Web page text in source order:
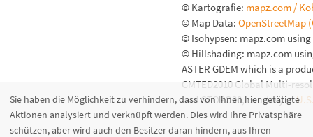
© Kartografie: mapz.com /
© Map Data: OpenStreetMap
© Isohypsen: mapz.com
© Hillshading: mapz.com
ASTER GDEM which is a
GMTED2010 Global Multi-
and GTOPO30, courtesy of